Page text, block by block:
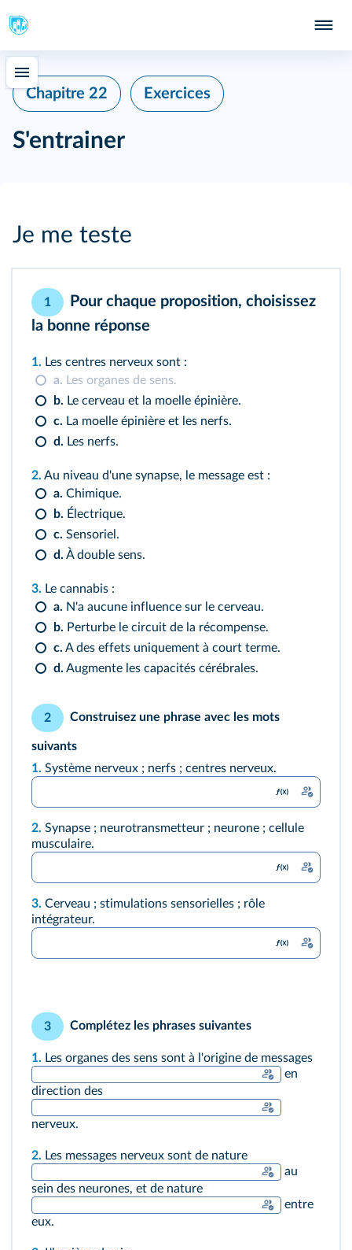
Chapitre 22 Exercices
S'entrainer
Je me teste
1
Pour chaque proposition, choisissez
la bonne réponse
1. Les centres nerveux sont :
a. Les organes de sens.
b. Le cerveau et la moelle épinière.
c. La moelle épinière et les nerfs.
d. Les nerfs.
2. Au niveau d'une synapse, le message est :
a. Chimique.
b. Électrique.
c. Sensoriel.
d. À double sens.
3. Le cannabis :
a. N'a aucune influence sur le cerveau.
b. Perturbe le circuit de la récompense.
c. A des effets uniquement à court terme.
d. Augmente les capacités cérébrales.
2 Construisez une phrase avec les mots
suivants
1. Système nerveux ; nerfs ; centres nerveux.
2. Synapse ; neurotransmetteur ; neurone ; cellule
musculaire.
3. Cerveau ; stimulations sensorielles ; rôle
intégrateur.
3 Complétez les phrases suivantes
1. Les organes des sens sont à l'origine de messages
en
direction des
nerveux.
2. Les messages nerveux sont de nature
au
sein des neurones, et de nature
entre
eux.